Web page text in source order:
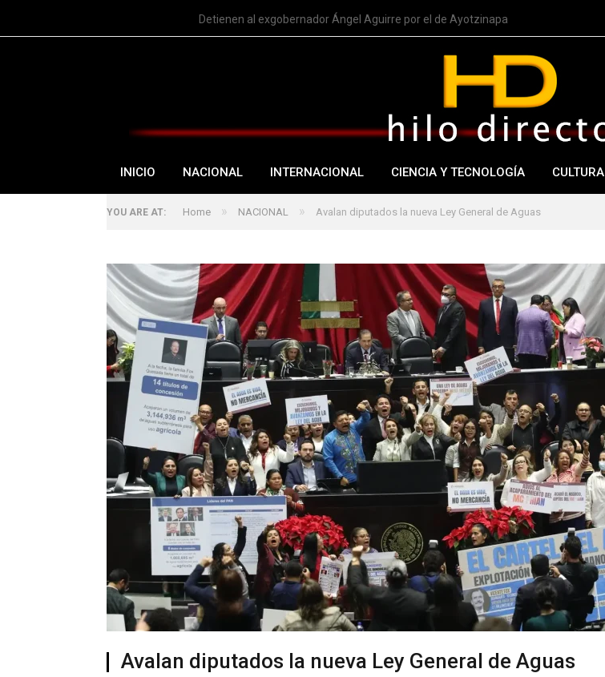
Detienen al exgobernador Ángel Aguirre por el de Ayotzinapa
INICIO NACIONAL INTERNACIONAL CIENCIA Y TECNOLOGÍA CULTURA
YOU ARE AT: Home » NACIONAL » Avalan diputados la nueva Ley General de Aguas
Avalan diputados la nueva Ley General de Aguas